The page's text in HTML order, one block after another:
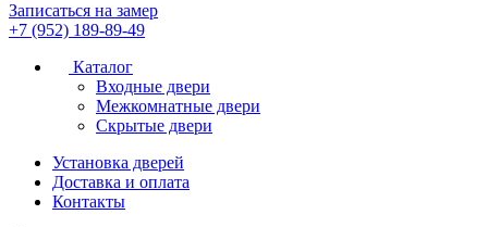
Записаться на замер
+7 (952) 189-89-49
Каталог
Входные двери
Межкомнатные двери
Скрытые двери
Установка дверей
Доставка и оплата
Контакты